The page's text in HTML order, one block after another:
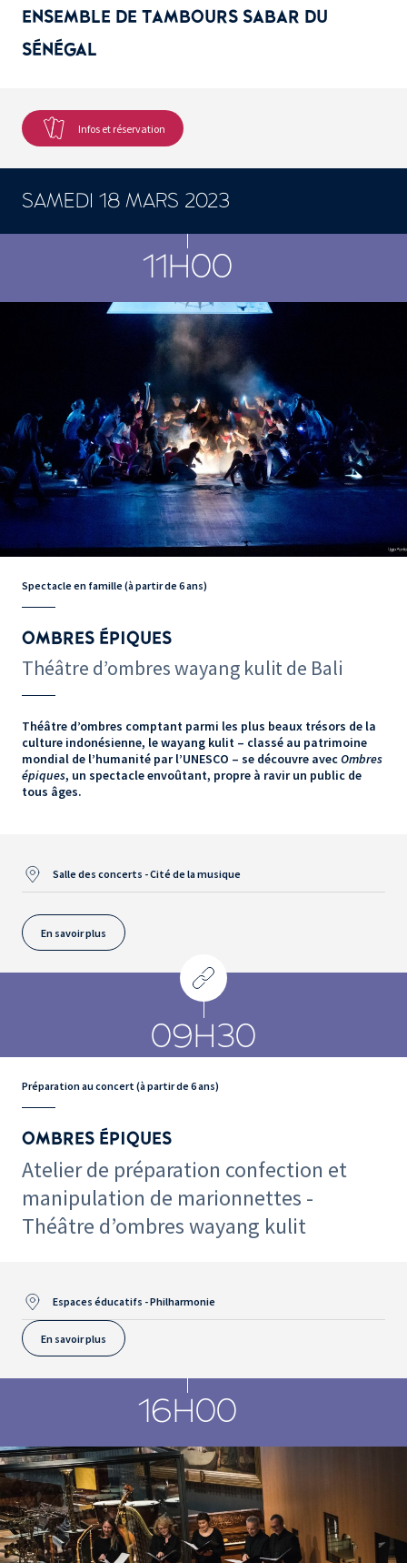
ENSEMBLE DE TAMBOURS SABAR DU
SÉNÉGAL
Infos et réservation
SAMEDI 18 MARS 2023
11H00
Spectacle en famille (à partir de 6 ans)
OMBRES ÉPIQUES
Théâtre d’ombres wayang kulit de Bali
Théâtre d’ombres comptant parmi les plus beaux trésors de la
culture indonésienne, le wayang kulit – classé au patrimoine
mondial de l’humanité par l’UNESCO – se découvre avecOmbres
épiques, un spectacle envoûtant, propre à ravir un public de
tous âges.
Salle des concerts - Cité de la musique
En savoir plus
09H30
Préparation au concert (à partir de 6 ans)
OMBRES ÉPIQUES
Atelier de préparation confection et
manipulation de marionnettes -
Théâtre d’ombres wayang kulit
Espaces éducatifs - Philharmonie
En savoir plus
16H00